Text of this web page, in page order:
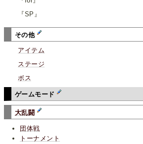
『SP』
その他
アイテム
ステージ
ボス
ゲームモード
大乱闘
団体戦
トーナメント